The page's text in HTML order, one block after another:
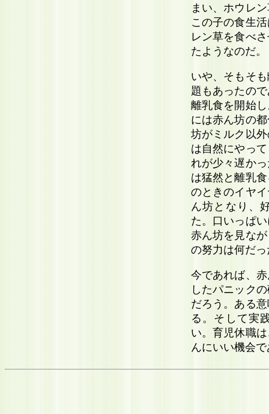
まい、ホウレ
この子の食生
レン草を食べ
たようなのだ。
いや、そもそ
題もあったの
離乳食を開始
には赤ん坊の
坊がミルク以
は自然にやっ
れが少々遅か
は猛然と離乳
のときのイヤ
ん坊となり、
た。口いっぱ
赤ん坊を見な
の努力は何だ
今であれば、
したパニック
だろう。ある
る。そして実
い。育児休職
んにいい機会